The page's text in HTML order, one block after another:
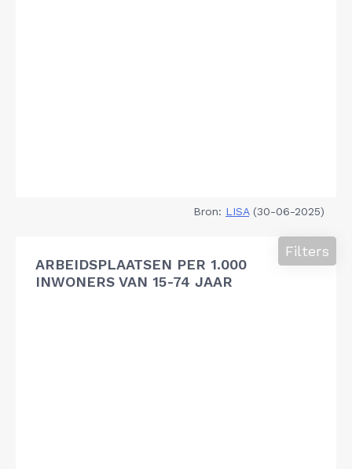
Bron: LISA(30-06-2025)
ARBEIDSPLAATSEN PER 1.000
INWONERS VAN 15-74 JAAR
Filters